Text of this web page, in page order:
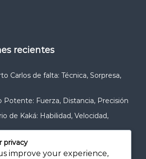
recientes
Carlos de falta: Técnica, Sorpresa,
Potente: Fuerza, Distancia, Precisión
de Kaká: Habilidad, Velocidad,
Agilidad, Habilidad,
privacy
improve your experience,